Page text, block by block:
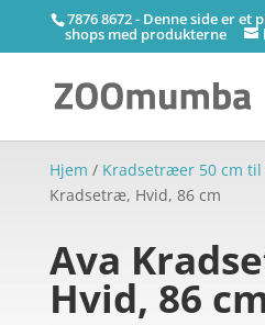
7876 8672 - Denne side er
shops med produkterne
Hjem / Kradsetræer 50 cm til
Kradsetræ, Hvid, 86 cm
Ava
Hvid, 86